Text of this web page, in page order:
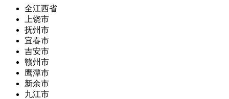
全江西省
上饶市
抚州市
宜春市
吉安市
赣州市
鹰潭市
新余市
九江市